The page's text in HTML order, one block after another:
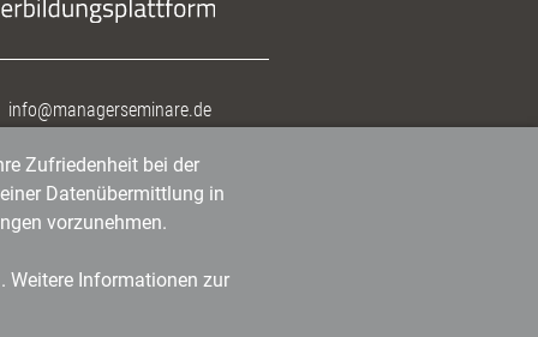
info@managerseminare.de
Zufriedenheit bei der
Datenübermittlung in
vorzunehmen.
Weitere Informationen zur